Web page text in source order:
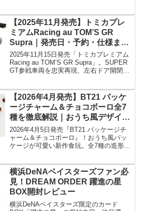
【2025年11月発売】トミカプレ
ミアムRacing au TOM’S GR
Supra｜発売日・予約・仕様まと
め
2025年11月15日発売「トミカプレミアム
Racing au TOM’S GR Supra」。SUPER
GT参戦車両を忠実再現、左右ドア開閉ギ
【2026年4月発売】BT21 パッケ
ージチャーム＆チョコボーロ全7
種を徹底解説｜おうち風デザイン
が可愛すぎる新作食玩！
2026年4月5日発売『BT21 パッケージチ
ャーム＆チョコボーロ』！おうち風パッ
ケージが可愛い新作食玩。全7種の造形・
横浜DeNAベイスターズファン必
見！DREAM ORDER 躍進の星
BOX開封レビュー
横浜DeNAベイスターズ限定のカード